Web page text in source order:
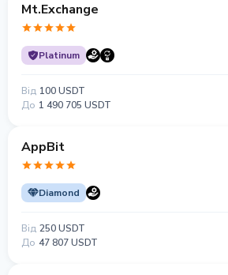
Mt.Exchange
Platinum
Від 100 USDT
До 1 490 705 USDT
AppBit
Diamond
Від 250 USDT
До 47 807 USDT